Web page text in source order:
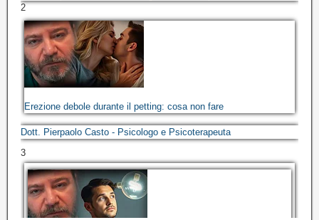
2
Erezione debole durante il petting: cosa non fare
Dott. Pierpaolo Casto - Psicologo e Psicoterapeuta
3